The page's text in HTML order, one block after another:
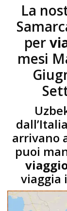
La
per
mesi
arrivano
puoi
viaggia